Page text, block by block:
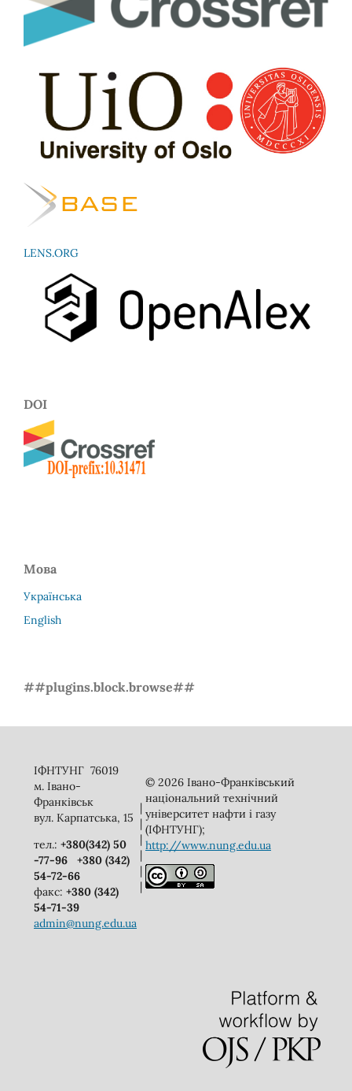
LENS.ORG
DOI
Мова
Українська
English
##plugins.block.browse##
ІФНТУНГ 76019
м. Івано-
Франківськ
вул. Карпатська, 15
тел.: +380(342) 50
-77-96
+380 (342)
54-72-66
факс: +380 (342)
54-71-39
admin@nung.edu.ua
|
|
|
|
|
|
© 2026 Івано-Франківський
національний технічний
університет нафти і газу
(ІФНТУНГ);
http://www.nung.edu.ua